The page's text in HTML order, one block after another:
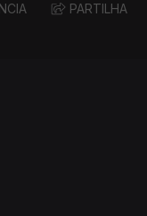
PARTILHA